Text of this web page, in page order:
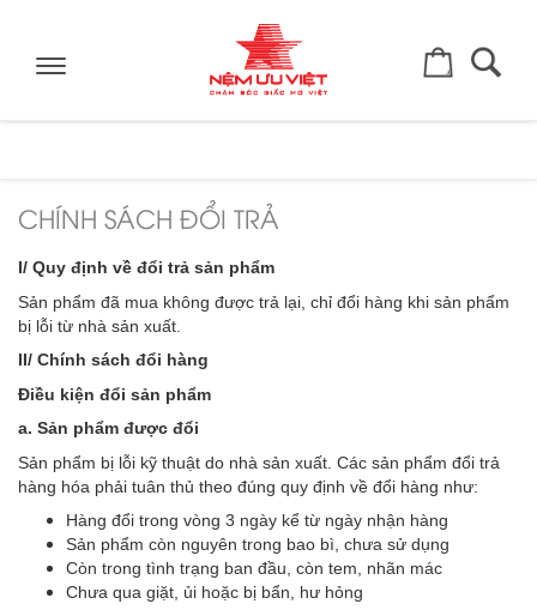
Toggle
CHÍNH SÁCH ĐỔI TRẢ
I/ Quy định về đổi trả sản phẩm
Sản phẩm đã mua không được trả lại, chỉ đổi hàng khi sản phẩm
bị lỗi từ nhà sản xuất.
II/ Chính sách đổi hàng
Điều kiện đổi sản phẩm
a. Sản phẩm được đổi
Sản phẩm bị lỗi kỹ thuật do nhà sản xuất. Các sản phẩm đổi trả
hàng hóa phải tuân thủ theo đúng quy định về đổi hàng như:
Hàng đổi trong vòng 3 ngày kể từ ngày nhận hàng
Sản phẩm còn nguyên trong bao bì, chưa sử dụng
Còn trong tình trạng ban đầu, còn tem, nhãn mác
Chưa qua giặt, ủi hoặc bị bẩn, hư hỏng